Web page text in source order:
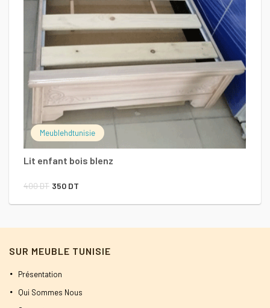
Meublehdtunisie
Lit enfant bois blenz
400DT Le
prix
400 DT.
350 DT
prix
350 DT.
SUR MEUBLE TUNISIE
Présentation
Qui Sommes Nous